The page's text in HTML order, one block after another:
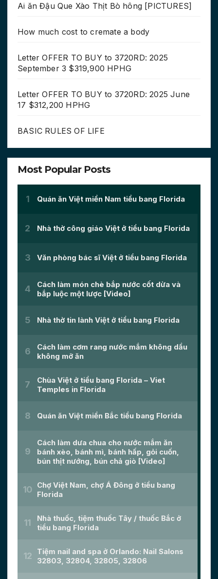
Ai ăn Đậu Que Xào Thịt Bò hông [PICTURES]
How much cost to cremate a body
Letter OFFER TO BUY to 3720RD: 2025
September 3 $319,900 HPHG
Letter OFFER TO BUY to 3720RD: 2025 June
17 $312,200 HPHG
BASIC RULES OF LIFE
Most Popular Posts